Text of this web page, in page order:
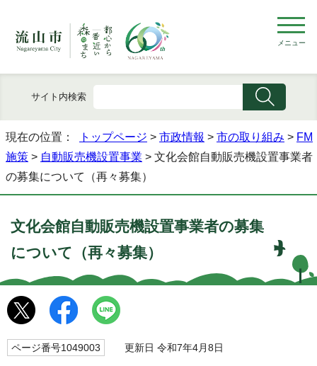
メニュー
サイト内検索
現在の位置： トップページ > 市政情報 > 市の取り組み > FM
施策 > 自動販売機設置事業 > 文化会館自動販売機設置事業者
の募集について（再々募集）
文化会館自動販売機設置事業者の募集
について（再々募集）
ページ番号1049003 更新日 令和7年4月8日